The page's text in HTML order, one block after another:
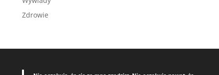
Zdrowie